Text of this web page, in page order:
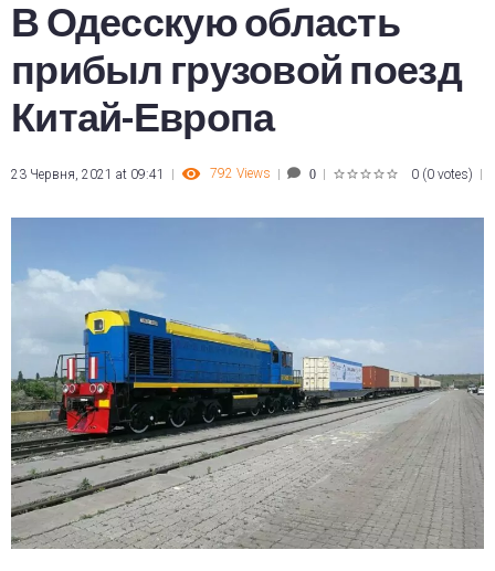
В Одесскую область
прибыл грузовой поезд
Китай-Европа
23 Червня, 2021 at 09:41 792 Views 0 0 (0 votes)